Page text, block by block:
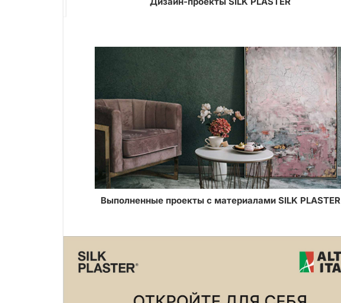
Выполненные проекты с материалами SILK PLASTER